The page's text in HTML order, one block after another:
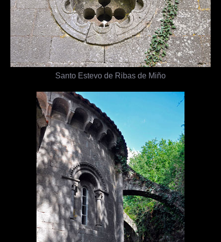
Santo Estevo de Ribas de Miño